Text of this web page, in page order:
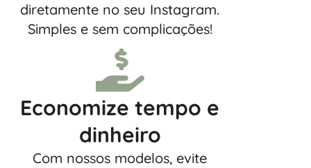
diretamente no seu Instagram.
Simples e sem complicações!
Economize tempo e
dinheiro
Com nossos modelos, evite